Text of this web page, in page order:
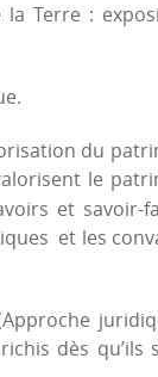
Terre :
du
le
et savoir-
et les
dès qu’ils